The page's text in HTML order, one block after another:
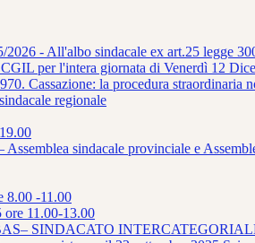
- All'albo sindacale ex art.25 legge
per l'intera giornata di Venerdì 12
Cassazione: la procedura straordinaria
regionale
sindacale provinciale e
8.00 -11.00
ore 11.00-13.00
SINDACATO